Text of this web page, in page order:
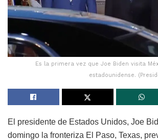
Es la primera vez que Joe Biden visita
estadounidense.
El presidente de Estados Unidos, Joe
domingo la fronteriza El Paso, Texas,